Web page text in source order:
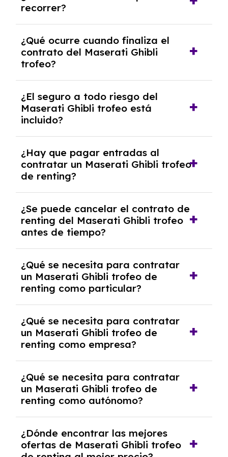
años.
recorrer?
contrato y puede variar entre 10,000 y
30,000 km anuales. Si excedes ese límite,
puede haber un cargo adicional.
¿Qué ocurre cuando finaliza el
contrato del Maserati Ghibli
trofeo?
coche, renovarlo por uno nuevo o, en algunos
casos, comprarlo a un precio previamente
acordado.
¿El seguro a todo riesgo del
Maserati Ghibli trofeo está
incluido?
Maserati Ghibli trofeo con el seguro a todo
riesgo sin franquicia incluido dentro de las
cuotas mensuales.
¿Hay que pagar entradas al
contratar un Maserati Ghibli trofeo
de renting?
tendrás que pagar ningún tipo de entrada
salvo en casos que lo exija el proveedor
debido al resultado del estudio de viabilidad
económica.
¿Se puede cancelar el contrato de
renting del Maserati Ghibli trofeo
antes de tiempo?
pero puede haber penalizaciones por
cancelación anticipada. Es importante revisar
las condiciones del contrato y hablar con un
experto que te asesore.
¿Qué se necesita para contratar
un Maserati Ghibli trofeo de
renting como particular?
y, en algunos casos, una consulta de solvencia
crediticia y un pago inicial.
¿Qué se necesita para contratar
un Maserati Ghibli trofeo de
renting como empresa?
documentación financiera y, en algunos
casos, un informe de solvencia de la empresa
y un pago inicial.
¿Qué se necesita para contratar
un Maserati Ghibli trofeo de
renting como autónomo?
autónomos, justificante de ingresos y, en
algunos casos, un informe fiscal y un pago
¿Dónde encontrar las mejores
ofertas de Maserati Ghibli trofeo